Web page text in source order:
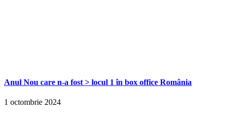
Anul Nou care n-a fost > locul 1 în box office România
1 octombrie 2024